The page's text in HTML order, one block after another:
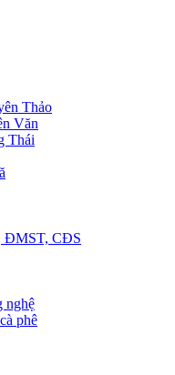
Thảo
Văn
Thái
ĐMST, CĐS
nghệ
phê